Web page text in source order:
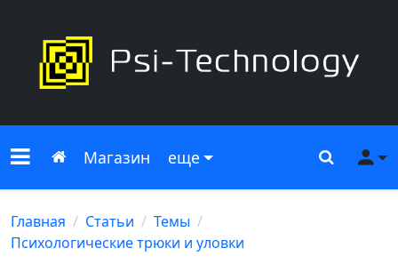
Меню сайта
Главная
Магазин еще Поиск
Главная Статьи
Темы
Психологические трюки и уловки